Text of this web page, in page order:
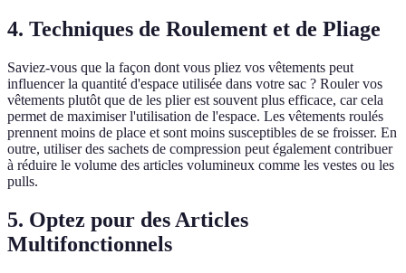
4. Techniques de Roulement et de Pliage
Saviez-vous que la façon dont vous pliez vos vêtements peut
influencer la quantité d'espace utilisée dans votre sac ? Rouler vos
vêtements plutôt que de les plier est souvent plus efficace, car cela
permet de maximiser l'utilisation de l'espace. Les vêtements roulés
prennent moins de place et sont moins susceptibles de se froisser. En
outre, utiliser des sachets de compression peut également contribuer
à réduire le volume des articles volumineux comme les vestes ou les
pulls.
5. Optez pour des Articles
Multifonctionnels